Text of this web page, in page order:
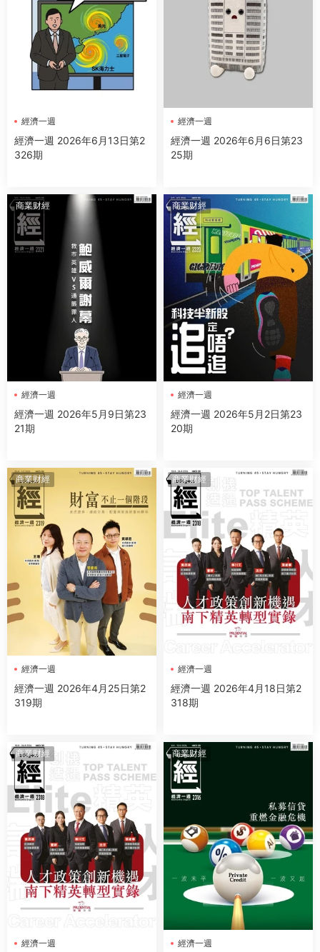
經濟一週
經濟一週 2026年6月13日第2
326期
經濟一週
經濟一週 2026年6月6日第23
25期
商業财經
經濟一週
經濟一週 2026年5月9日第23
21期
商業财經
經濟一週
經濟一週 2026年5月2日第23
20期
商業财經
經濟一週
經濟一週 2026年4月25日第2
319期
商業财經
經濟一週
經濟一週 2026年4月18日第2
318期
商業财經
經濟一週
商業财經
經濟一週